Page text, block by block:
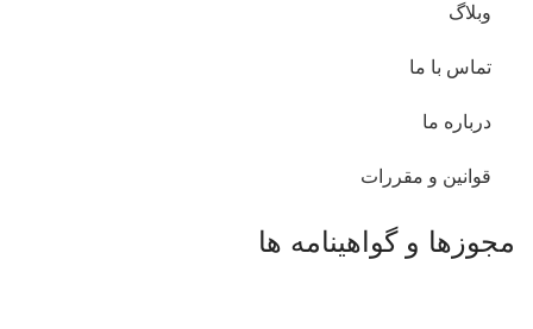
وبلاگ
تماس با ما
درباره ما
قوانین و مقررات
مجوزها و گواهینامه ها